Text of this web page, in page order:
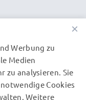
×
Werbung zu
Medien
zu analysieren. Sie
Cookies
Weitere